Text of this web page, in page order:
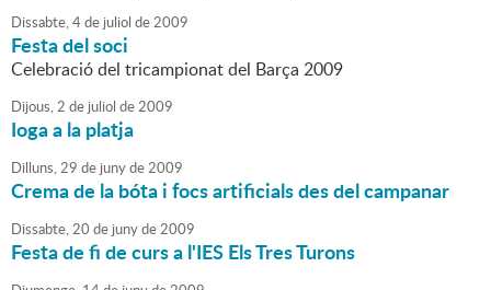
Dissabte,4de juliol de2009
Festa del soci
Celebració del tricampionat del Barça 2009
Dijous,2 de juliol de2009
Ioga a la platja
Dilluns,29 de junyde2009
Crema de la bóta i focs artificials des del campanar
Dissabte,20 de junyde2009
Festa de fi de curs a l'IES Els Tres Turons